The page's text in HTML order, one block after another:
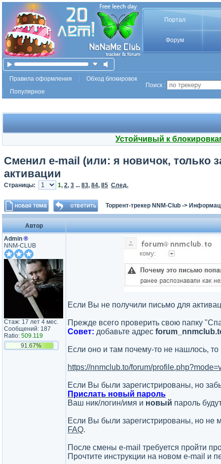
Портал
Форум
Правила оформления
Обход блокировок
Популярное
Поиск :
Устойчивый к
Сменил e-mail (или: я новичок, только
активации
Страницы: 1, 2, 3 ... 83, 84, 85 След.
Торрент-трекер NNM-Club ->
Автор
Admin ®
NNM-CLUB
Стаж: 17 лет 4 мес.
Сообщений: 187
Ratio: 509.119
91.67%
Если Вы не получили письмо для
Прежде всего проверить свою папку
Совет: добавьте адрес
Если оно и там почему-то не нашлось,
https://nnmclub.to/forum/
Если Вы были зарегистрированы, но
Прислать новый пароль
Ваш ник/логин/имя и новый пароль
Если Вы были зарегистрированы, но не
FAQ.
После смены e-mail требуется пройти
Прочтите инструкции на новом e-mail и